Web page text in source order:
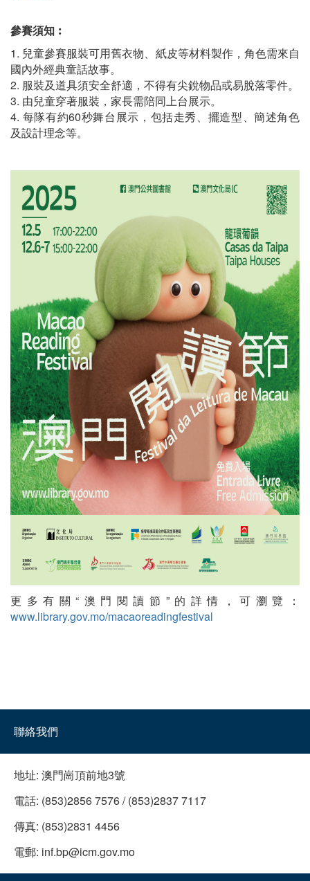
參賽須知︰
1. 兒童參賽服裝可用舊衣物、紙皮等材料製作，角色需來自
國內外經典童話故事。
2. 服裝及道具須安全舒適，不得有尖銳物品或易脫落零件。
3. 由兒童穿著服裝，家長需陪同上台展示。
4. 每隊有約60秒舞台展示，包括走秀、擺造型、簡述角色
及設計理念等。
更多有關“澳門閱讀節”的詳情，可瀏覽：
www.library.gov.mo/macaoreadingfestival
聯絡我們
地址: 澳門崗頂前地3號
電話: (853)2856 7576 / (853)2837 7117
傳真: (853)2831 4456
電郵: inf.bp@icm.gov.mo